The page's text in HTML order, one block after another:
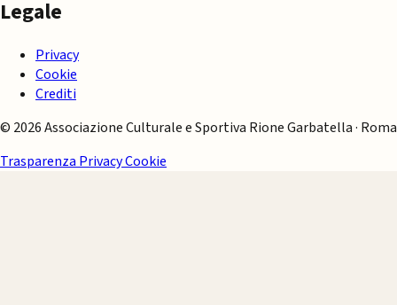
Legale
Privacy
Cookie
Crediti
© 2026 Associazione Culturale e Sportiva Rione Garbatella · Roma
Trasparenza PrivacyCookie